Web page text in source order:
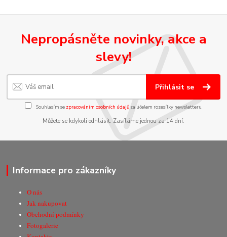
Nepropásněte novinky, akce a
slevy!
Přihlásit se
Souhlasím se zpracováním osobních údajůza účelem rozesílky newsletteru.
Můžete se kdykoli odhlásit. Zasíláme jednou za 14 dní.
Informace pro zákazníky
O nás
Jak nakupovat
Obchodní podmínky
Fotogalerie